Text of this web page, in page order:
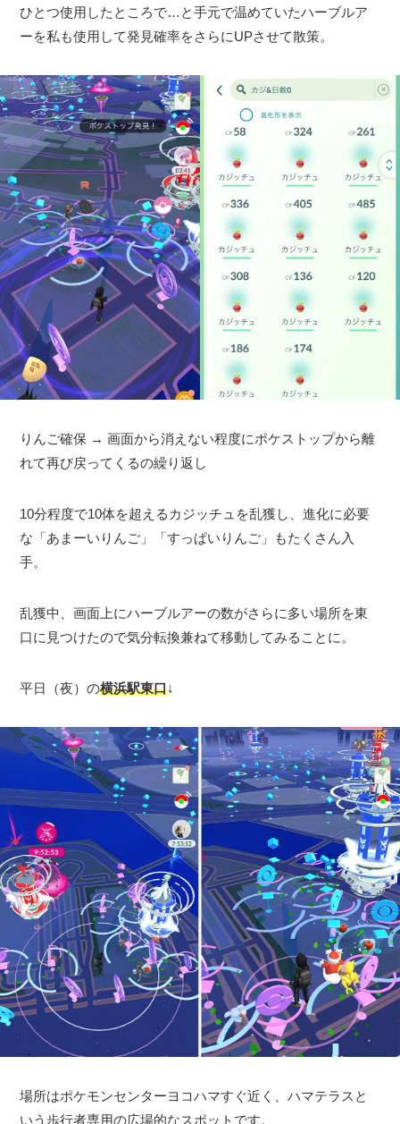
ひとつ使用したところで…と手元で温めていたハーブルア
ーを私も使用して発見確率をさらにUPさせて散策。
りんご確保 → 画面から消えない程度にポケストップから離
れて再び戻ってくるの繰り返し
10分程度で10体を超えるカジッチュを乱獲し、進化に必要
な「あまーいりんご」「すっぱいりんご」もたくさん入
手。
乱獲中、画面上にハーブルアーの数がさらに多い場所を東
口に見つけたので気分転換兼ねて移動してみることに。
平日（夜）の横浜駅東口↓
場所はポケモンセンターヨコハマすぐ近く、ハマテラスと
いう歩行者専用の広場的なスポットです。